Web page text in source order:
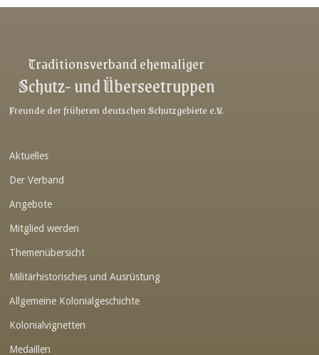
Link-v-z
Link-v-z
Link-v-z
Link-v-z
Link-v-z
Link-v-z
Link-v-z
Link-v-z
Traditionsverband ehemaliger
Schutz- und Überseetruppen
Freunde der früheren deutschen Schutzgebiete e.V.
Aktuelles
Der Verband
Angebote
Mitglied werden
Themenübersicht
Militärhistorisches und Ausrüstung
Allgemeine Kolonialgeschichte
Kolonialvignetten
Medaillen